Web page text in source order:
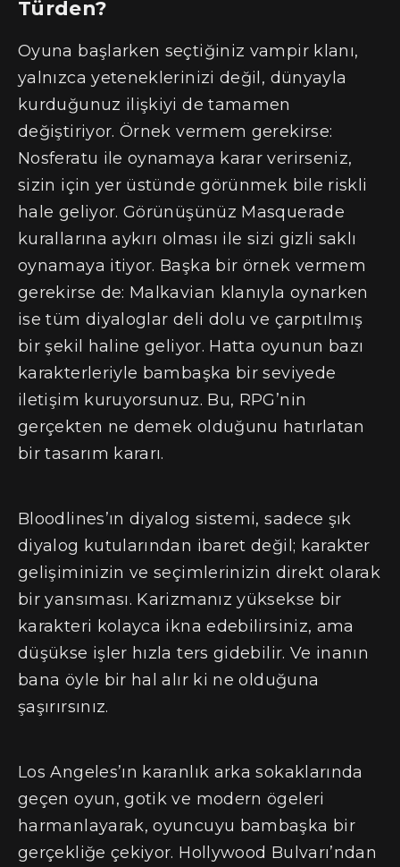
Türden?
Oyuna başlarken seçtiğiniz vampir klanı,
yalnızca yeteneklerinizi değil, dünyayla
kurduğunuz ilişkiyi de tamamen
değiştiriyor. Örnek vermem gerekirse:
Nosferatu ile oynamaya karar verirseniz,
sizin için yer üstünde görünmek bile riskli
hale geliyor. Görünüşünüz Masquerade
kurallarına aykırı olması ile sizi gizli saklı
oynamaya itiyor. Başka bir örnek vermem
gerekirse de: Malkavian klanıyla oynarken
ise tüm diyaloglar deli dolu ve çarpıtılmış
bir şekil haline geliyor. Hatta oyunun bazı
karakterleriyle bambaşka bir seviyede
iletişim kuruyorsunuz. Bu, RPG’nin
gerçekten ne demek olduğunu hatırlatan
bir tasarım kararı.
Bloodlines’ın diyalog sistemi, sadece şık
diyalog kutularından ibaret değil; karakter
gelişiminizin ve seçimlerinizin direkt olarak
bir yansıması. Karizmanız yüksekse bir
karakteri kolayca ikna edebilirsiniz, ama
düşükse işler hızla ters gidebilir. Ve inanın
bana öyle bir hal alır ki ne olduğuna
şaşırırsınız.
Los Angeles’ın karanlık arka sokaklarında
geçen oyun, gotik ve modern ögeleri
harmanlayarak, oyuncuyu bambaşka bir
gerçekliğe çekiyor. Hollywood Bulvarı’ndan